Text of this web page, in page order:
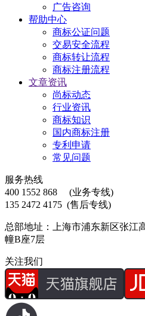
广告咨询
帮助中心
商标公证问题
交易安全流程
商标转让流程
商标注册流程
文章资讯
尚标动态
行业资讯
商标知识
国内商标注册
专利申请
常见问题
服务热线
400 1552 868
(业务专线)
135 2472 4175 (售后专线)
总部地址：上海市浦东新区张江
幢B座7层
关注我们